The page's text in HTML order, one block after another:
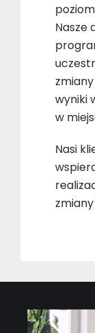
Nasze
wyniki
w
Nasi